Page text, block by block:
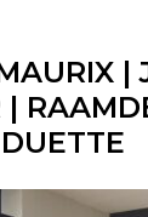
|
|